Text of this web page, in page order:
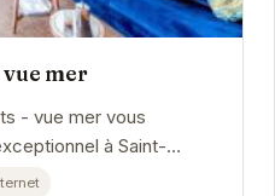
vue mer
- vue mer vous
à Saint-